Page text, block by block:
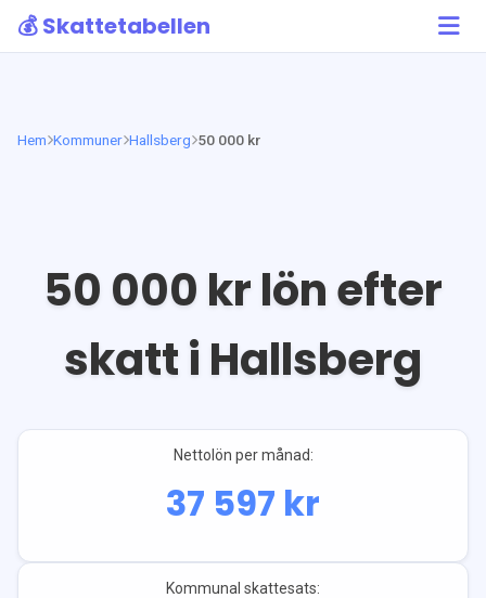
💰 Skattetabellen
Hem Kommuner Hallsberg 50 000 kr
50 000 kr lön efter
skatt i Hallsberg
Nettolön per månad:
37 597 kr
Kommunal skattesats: